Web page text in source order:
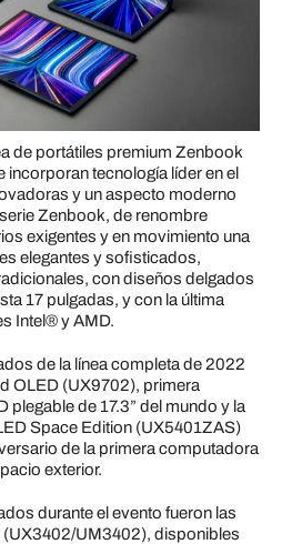
de portátiles premium Zenbook
tecnología líder en el
y un aspecto moderno
Zenbook, de renombre
exigentes y en movimiento una
elegantes y sofisticados,
con diseños delgados
17 pulgadas, y con la última
Intel® y AMD.
de la línea completa de 2022
OLED (UX9702), primera
de 17.3” del mundo y la
Space Edition (UX5401ZAS)
de la primera computadora
exterior.
durante el evento fueron las
(UX3402/UM3402), disponibles